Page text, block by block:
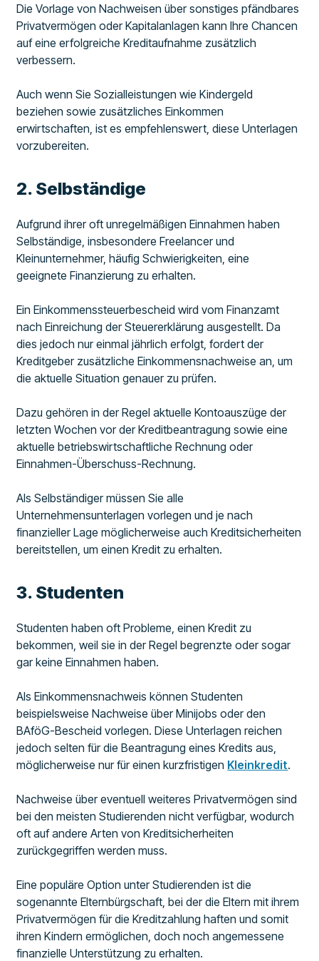
Die Vorlage von Nachweisen über sonstiges pfändbares
Privatvermögen oder Kapitalanlagen kann Ihre Chancen
auf eine erfolgreiche Kreditaufnahme zusätzlich
verbessern.
Auch wenn Sie Sozialleistungen wie Kindergeld
beziehen sowie zusätzliches Einkommen
erwirtschaften, ist es empfehlenswert, diese Unterlagen
vorzubereiten.
2. Selbständige
Aufgrund ihrer oft unregelmäßigen Einnahmen haben
Selbständige, insbesondere Freelancer und
Kleinunternehmer, häufig Schwierigkeiten, eine
geeignete Finanzierung zu erhalten.
Ein Einkommenssteuerbescheid wird vom Finanzamt
nach Einreichung der Steuererklärung ausgestellt. Da
dies jedoch nur einmal jährlich erfolgt, fordert der
Kreditgeber zusätzliche Einkommensnachweise an, um
die aktuelle Situation genauer zu prüfen.
Dazu gehören in der Regel aktuelle Kontoauszüge der
letzten Wochen vor der Kreditbeantragung sowie eine
aktuelle betriebswirtschaftliche Rechnung oder
Einnahmen-Überschuss-Rechnung.
Als Selbständiger müssen Sie alle
Unternehmensunterlagen vorlegen und je nach
finanzieller Lage möglicherweise auch Kreditsicherheiten
bereitstellen, um einen Kredit zu erhalten.
3. Studenten
Studenten haben oft Probleme, einen Kredit zu
bekommen, weil sie in der Regel begrenzte oder sogar
gar keine Einnahmen haben.
Als Einkommensnachweis können Studenten
beispielsweise Nachweise über Minijobs oder den
BAföG-Bescheid vorlegen. Diese Unterlagen reichen
jedoch selten für die Beantragung eines Kredits aus,
möglicherweise nur für einen kurzfristigen Kleinkredit.
Nachweise über eventuell weiteres Privatvermögen sind
bei den meisten Studierenden nicht verfügbar, wodurch
oft auf andere Arten von Kreditsicherheiten
zurückgegriffen werden muss.
Eine populäre Option unter Studierenden ist die
sogenannte Elternbürgschaft, bei der die Eltern mit ihrem
Privatvermögen für die Kreditzahlung haften und somit
ihren Kindern ermöglichen, doch noch angemessene
finanzielle Unterstützung zu erhalten.